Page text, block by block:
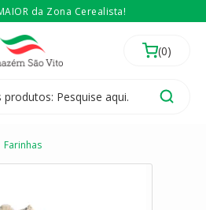
da Zona Cerealista!
Zona Cerealista de São Paulo!
Compre no atacado
Farinhas